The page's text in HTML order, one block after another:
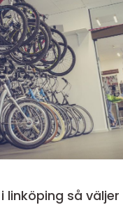
väljer du rätt butik